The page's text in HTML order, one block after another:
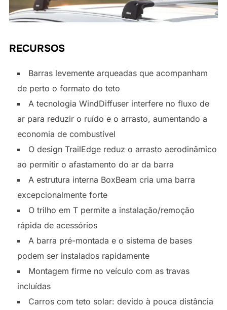
RECURSOS
Barras levemente arqueadas que acompanham
de perto o formato do teto
A tecnologia WindDiffuser interfere no fluxo de
ar para reduzir o ruído e o arrasto, aumentando a
economia de combustível
O design TrailEdge reduz o arrasto aerodinâmico
ao permitir o afastamento do ar da barra
A estrutura interna BoxBeam cria uma barra
excepcionalmente forte
O trilho em T permite a instalação/remoção
rápida de acessórios
A barra pré-montada e o sistema de bases
podem ser instalados rapidamente
Montagem firme no veículo com as travas
incluídas
Carros com teto solar: devido à pouca distância